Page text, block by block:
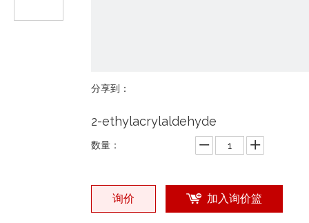
分享到：
2-ethylacrylaldehyde
数量：
询价 加入询价篮